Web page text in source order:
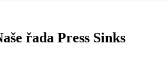
řada Press Sinks